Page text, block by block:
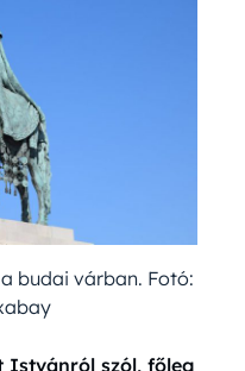
budai várban. Fotó:
Istvánról szól, főleg